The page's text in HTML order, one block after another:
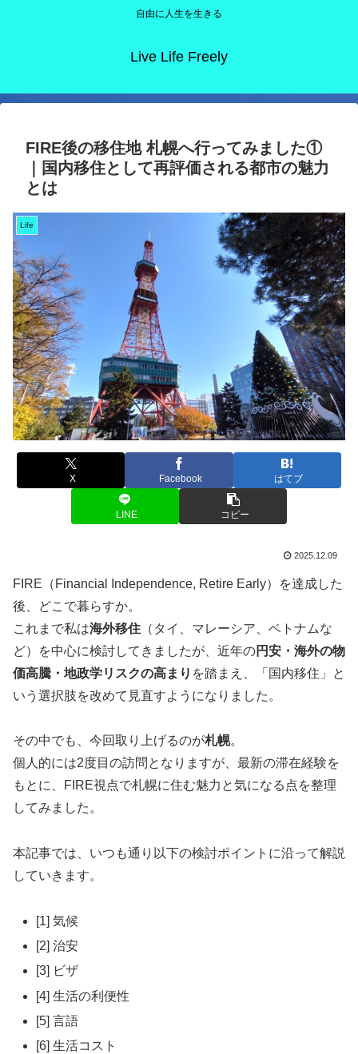
自由に人生を生きる
Live Life Freely
FIRE後の移住地 札幌へ行ってみました①
｜国内移住として再評価される都市の魅力
とは
Life
X Facebook はてブ
LINE コピー
2025.12.09
FIRE（Financial Independence, Retire Early）を達成した
後、どこで暮らすか。
これまで私は海外移住 （タイ、マレーシア、ベトナムな
ど）を中心に検討してきましたが、近年の円安・海外の物
価高騰・地政学リスクの高まり を踏まえ、「国内移住」と
いう選択肢を改めて見直すようになりました。
その中でも、今回取り上げるのが札幌。
個人的には2度目の訪問となりますが、最新の滞在経験を
もとに、FIRE視点で札幌に住む魅力と気になる点を整理
してみました。
本記事では、いつも通り以下の検討ポイントに沿って解説
していきます。
[1] 気候
[2] 治安
[3] ビザ
[4] 生活の利便性
[5] 言語
[6] 生活コスト